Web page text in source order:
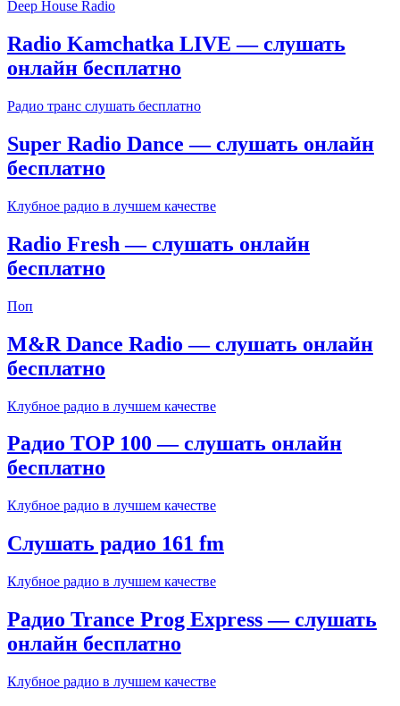
Deep House Radio
Radio Kamchatka LIVE — слушать
онлайн бесплатно
Радио транс слушать бесплатно
Super Radio Dance — слушать онлайн
бесплатно
Клубное радио в лучшем качестве
Radio Fresh — слушать онлайн
бесплатно
Поп
M&R Dance Radio — слушать онлайн
бесплатно
Клубное радио в лучшем качестве
Радио TOP 100 — слушать онлайн
бесплатно
Клубное радио в лучшем качестве
Слушать радио 161 fm
Клубное радио в лучшем качестве
Радио Trance Prog Express — слушать
онлайн бесплатно
Клубное радио в лучшем качестве